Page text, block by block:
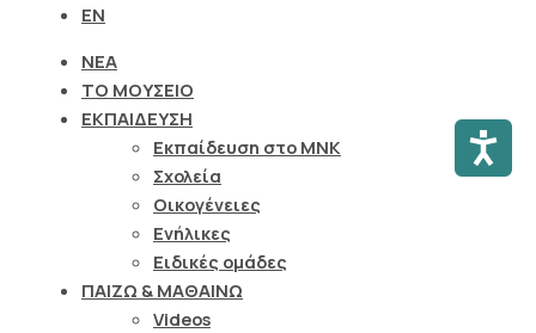
EN
ΝΕΑ
ΤΟ ΜΟΥΣΕΙΟ
ΕΚΠΑΙΔΕΥΣΗ
Εκπαίδευση στο ΜΝΚ
Σχολεία
Οικογένειες
Ενήλικες
Ειδικές ομάδες
ΠΑΙΖΩ & ΜΑΘΑΙΝΩ
Videos